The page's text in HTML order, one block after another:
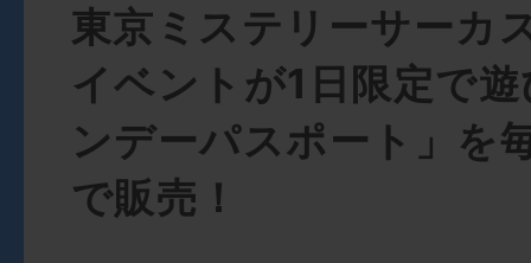
東京ミステリーサーカ
イベントが1日限定で
ンデーパスポート」を
で販売！